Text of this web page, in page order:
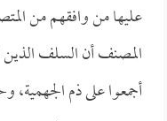
عليها من وافقهم من
المصنف أن السلف الذين
أجمعوا على ذم الجهمية،